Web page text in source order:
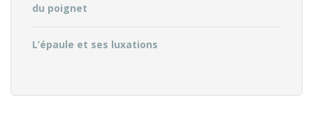
du poignet
L’épaule et ses luxations